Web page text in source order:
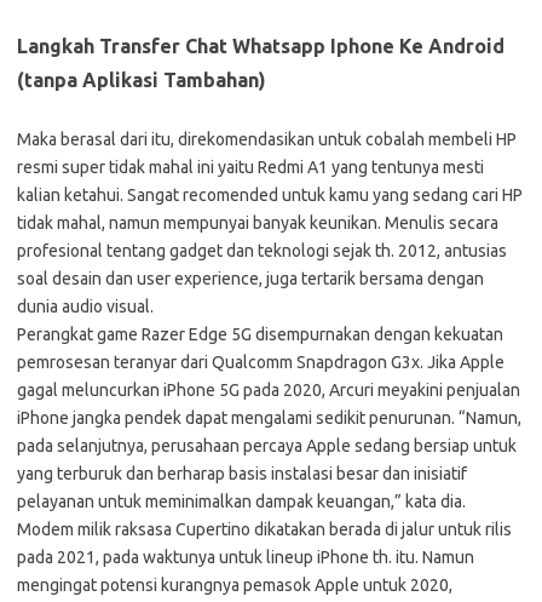
Langkah Transfer Chat Whatsapp Iphone Ke Android
(tanpa Aplikasi Tambahan)
Maka berasal dari itu, direkomendasikan untuk cobalah membeli HP
resmi super tidak mahal ini yaitu Redmi A1 yang tentunya mesti
kalian ketahui. Sangat recomended untuk kamu yang sedang cari HP
tidak mahal, namun mempunyai banyak keunikan. Menulis secara
profesional tentang gadget dan teknologi sejak th. 2012, antusias
soal desain dan user experience, juga tertarik bersama dengan
dunia audio visual.
Perangkat game Razer Edge 5G disempurnakan dengan kekuatan
pemrosesan teranyar dari Qualcomm Snapdragon G3x. Jika Apple
gagal meluncurkan iPhone 5G pada 2020, Arcuri meyakini penjualan
iPhone jangka pendek dapat mengalami sedikit penurunan. “Namun,
pada selanjutnya, perusahaan percaya Apple sedang bersiap untuk
yang terburuk dan berharap basis instalasi besar dan inisiatif
pelayanan untuk meminimalkan dampak keuangan,” kata dia.
Modem milik raksasa Cupertino dikatakan berada di jalur untuk rilis
pada 2021, pada waktunya untuk lineup iPhone th. itu. Namun
mengingat potensi kurangnya pemasok Apple untuk 2020,